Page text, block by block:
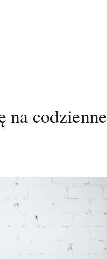
na codzienne